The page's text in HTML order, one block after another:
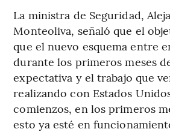
La ministra de Seguridad,
Monteoliva, señaló que el
que el nuevo esquema entre
durante los primeros meses
expectativa y el trabajo que
realizando con Estados
comienzos, en los primeros
esto ya esté en